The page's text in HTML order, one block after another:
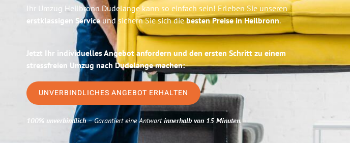
Ihr Umzug Heilbronn Dudelange kann so einfach sein! Erleben Sie unseren
erstklassigen Serviceund sichern Sie sich diebesten Preise in Heilbronn.
Jetzt Ihr individuelles Angebot anfordern und den ersten Schritt zu einem
stressfreien Umzug nach Dudelange machen:
UNVERBINDLICHES ANGEBOT ERHALTEN
100% unverbindlich– Garantiert eine Antwortinnerhalb von 15 Minuten.